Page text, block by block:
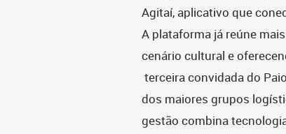
Agitaí, aplicativo que
A plataforma já reúne
cenário cultural e
terceira convidada do
dos maiores grupos
gestão combina